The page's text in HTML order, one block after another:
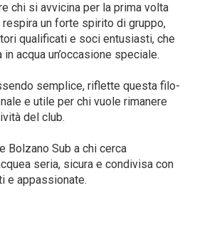
chi si avvi­ci­na per la pri­ma vol­ta
un for­te spi­ri­to di grup­po,
qua­li­fi­ca­ti e soci entu­sia­sti, che
acqua un’occasione spe­cia­le.
sem­pli­ce, riflet­te que­sta filo­
e uti­le per chi vuo­le rima­ne­re
del club.
Bol­za­no Sub a chi cer­ca
seria, sicu­ra e con­di­vi­sa con
e appassionate.